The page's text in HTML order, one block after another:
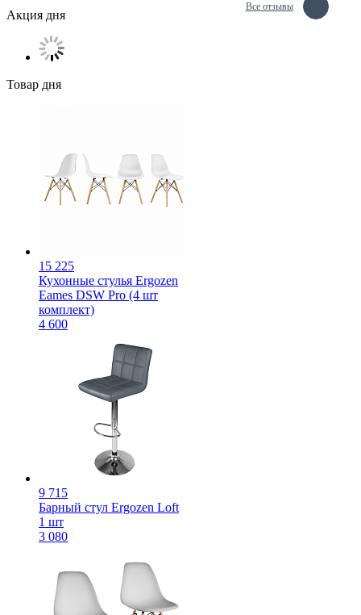
Все отзывы
Акция дня
Товар дня
15 225
Кухонные стулья Ergozen
Eames DSW Pro (4 шт
комплект)
4 600
9 715
Барный стул Ergozen Loft
1 шт
3 080